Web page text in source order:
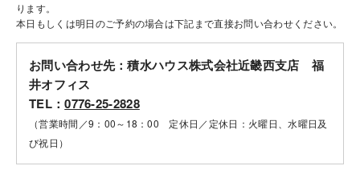
ります。
本日もしくは明日のご予約の場合は下記まで直接お問い合わせください。
お問い合わせ先：積水ハウス株式会社近畿西支店 福
井オフィス
TEL：0776-25-2828
（営業時間／9：00～18：00 定休日／定休日：火曜日、水曜日及
び祝日）